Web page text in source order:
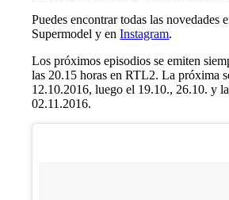
Puedes encontrar todas las novedades
Supermodel y enInstagram.
Los próximos episodios se emiten
las 20.15 horas en RTL2. La próxima
12.10.2016, luego el 19.10., 26.10. y
02.11.2016.